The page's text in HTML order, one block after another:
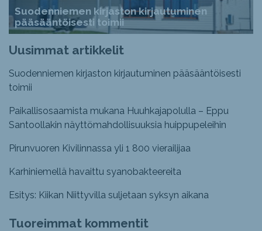
Suodenniemen kirjaston kirjautuminen
pääsääntöisesti toimii
Uusimmat artikkelit
Suodenniemen kirjaston kirjautuminen pääsääntöisesti
toimii
Paikallisosaamista mukana Huuhkajapolulla – Eppu
Santoollakin näyttömahdollisuuksia huippupeleihin
Pirunvuoren Kivilinnassa yli 1 800 vierailijaa
Karhiniemellä havaittu syanobakteereita
Esitys: Kiikan Niittyvilla suljetaan syksyn aikana
Tuoreimmat kommentit